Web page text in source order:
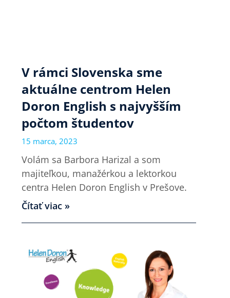
V rámci Slovenska sme
aktuálne centrom Helen
Doron English s najvyšším
počtom študentov
15 marca, 2023
Volám sa Barbora Harizal a som
majiteľkou, manažérkou a lektorkou
centra Helen Doron English v Prešove.
Čítať viac »